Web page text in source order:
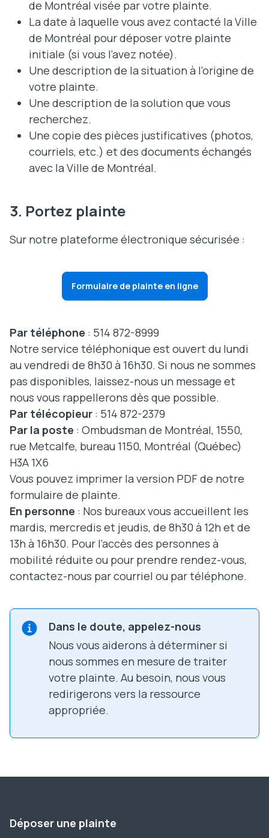
de Montréal visée par votre plainte.
La date à laquelle vous avez contacté la Ville
de Montréal pour déposer votre plainte
initiale (si vous l’avez notée).
Une description de la situation à l’origine de
votre plainte.
Une description de la solution que vous
recherchez.
Une copie des pièces justificatives (photos,
courriels, etc.) et des documents échangés
avec la Ville de Montréal.
3. Portez plainte
Sur notre plateforme électronique sécurisée :
Formulaire de plainte en ligne
Par téléphone : 514 872-8999
Notre service téléphonique est ouvert du lundi
au vendredi de 8h30 à 16h30. Si nous ne sommes
pas disponibles, laissez-nous un message et
nous vous rappellerons dès que possible.
Par télécopieur : 514 872-2379
Par la poste : Ombudsman de Montréal, 1550,
rue Metcalfe, bureau 1150, Montréal (Québec)
H3A 1X6
Vous pouvez imprimer la version PDF de notre
formulaire de plainte.
En personne : Nos bureaux vous accueillent les
mardis, mercredis et jeudis, de 8h30 à 12h et de
13h à 16h30. Pour l’accès des personnes à
mobilité réduite ou pour prendre rendez-vous,
contactez-nous par courriel ou par téléphone.
Dans le doute, appelez-nous
Nous vous aiderons à déterminer si
nous sommes en mesure de traiter
votre plainte. Au besoin, nous vous
redirigerons vers la ressource
appropriée.
Déposer une plainte